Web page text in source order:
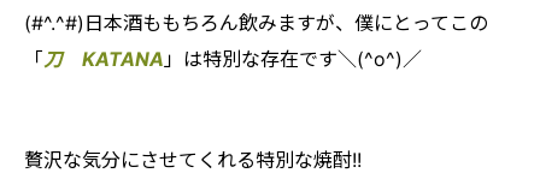
(#^.^#)日本酒ももちろん飲みますが、僕にとってこの
「刀 KATANA」は特別な存在です＼(^o^)／
贅沢な気分にさせてくれる特別な焼酎!!